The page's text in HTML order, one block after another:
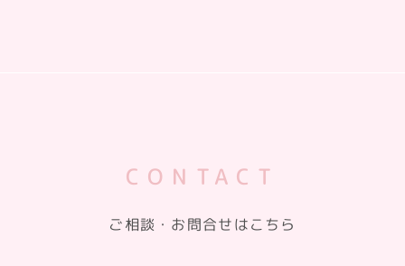
CONTACT
ご相談・お問合せはこちら